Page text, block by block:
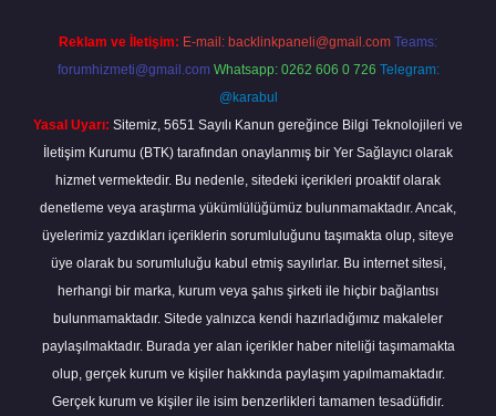
Reklam ve İletişim: E-mail: backlinkpaneli@gmail.com Teams:
forumhizmeti@gmail.com Whatsapp: 0262 606 0 726 Telegram:
@karabul
Yasal Uyarı: Sitemiz, 5651 Sayılı Kanun gereğince Bilgi Teknolojileri ve
İletişim Kurumu (BTK) tarafından onaylanmış bir Yer Sağlayıcı olarak
hizmet vermektedir. Bu nedenle, sitedeki içerikleri proaktif olarak
denetleme veya araştırma yükümlülüğümüz bulunmamaktadır. Ancak,
üyelerimiz yazdıkları içeriklerin sorumluluğunu taşımakta olup, siteye
üye olarak bu sorumluluğu kabul etmiş sayılırlar. Bu internet sitesi,
herhangi bir marka, kurum veya şahıs şirketi ile hiçbir bağlantısı
bulunmamaktadır. Sitede yalnızca kendi hazırladığımız makaleler
paylaşılmaktadır. Burada yer alan içerikler haber niteliği taşımamakta
olup, gerçek kurum ve kişiler hakkında paylaşım yapılmamaktadır.
Gerçek kurum ve kişiler ile isim benzerlikleri tamamen tesadüfidir.